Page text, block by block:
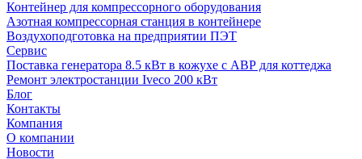
Контейнер для компрессорного оборудования
Азотная компрессорная станция в контейнере
Воздухоподготовка на предприятии ПЭТ
Сервис
Поставка генератора 8.5 кВт в кожухе с АВР для коттеджа
Ремонт электростанции Iveco 200 кВт
Блог
Контакты
Компания
О компании
Новости